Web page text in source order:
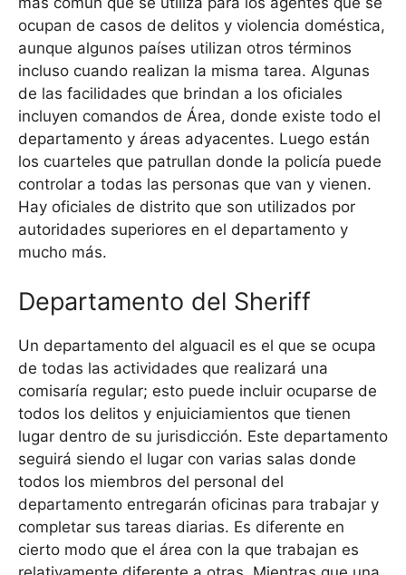
ocupan de casos de delitos y violencia doméstica,
aunque algunos países utilizan otros términos
incluso cuando realizan la misma tarea. Algunas
de las facilidades que brindan a los oficiales
incluyen comandos de Área, donde existe todo el
departamento y áreas adyacentes. Luego están
los cuarteles que patrullan donde la policía puede
controlar a todas las personas que van y vienen.
Hay oficiales de distrito que son utilizados por
autoridades superiores en el departamento y
mucho más.
Departamento del Sheriff
Un departamento del alguacil es el que se ocupa
de todas las actividades que realizará una
comisaría regular; esto puede incluir ocuparse de
todos los delitos y enjuiciamientos que tienen
lugar dentro de su jurisdicción. Este departamento
seguirá siendo el lugar con varias salas donde
todos los miembros del personal del
departamento entregarán oficinas para trabajar y
completar sus tareas diarias. Es diferente en
cierto modo que el área con la que trabajan es